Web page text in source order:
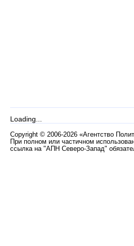
Loading...
Copyright © 2006-2026 «Агентство
При полном или частичном
ссылка на "АПН Северо-Запад"